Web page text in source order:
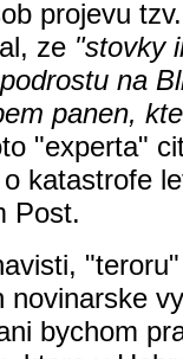
projevu
ze "stovky
na
panen,
"experta"
katastrofe
Post.
novinarske
bychom